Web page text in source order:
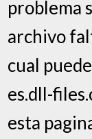
problema
archivo
cual
es.dll-
esta